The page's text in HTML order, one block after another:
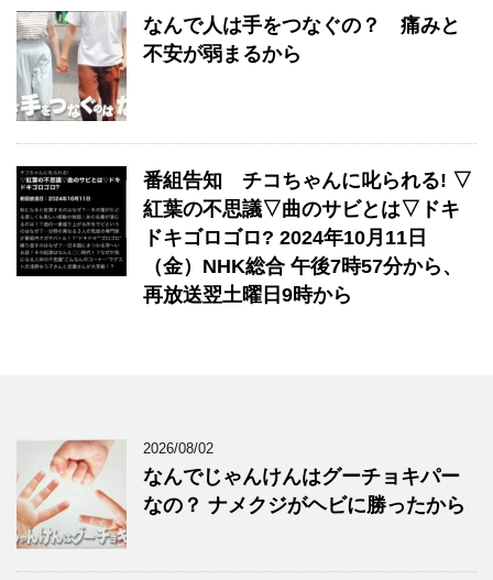
なんで人は手をつなぐの？ 痛みと
不安が弱まるから
番組告知 チコちゃんに叱られる! ▽
紅葉の不思議▽曲のサビとは▽ドキ
ドキゴロゴロ? 2024年10月11日
（金）NHK総合 午後7時57分から、
再放送翌土曜日9時から
2026/08/02
なんでじゃんけんはグーチョキパー
なの？ ナメクジがヘビに勝ったから